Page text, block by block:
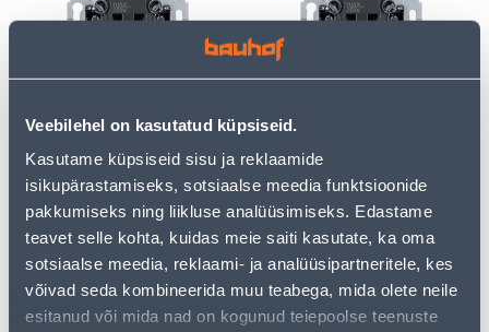
Veebilehel on kasutatud küpsiseid.
Kasutame küpsiseid sisu ja reklaamide
isikupärastamiseks, sotsiaalse meedia funktsioonide
pakkumiseks ning liikluse analüüsimiseks. Edastame
teavet selle kohta, kuidas meie saiti kasutate, ka oma
sotsiaalse meedia, reklaami- ja analüüsipartneritele, kes
võivad seda kombineerida muu teabega, mida olete neile
esitanud või mida nad on kogunud teiepoolse teenuste
RAAMITA VALGE
10.00 €
2-NE VK RAAMITA VALGE
18.79 €
KAMPAANIA KAMPAANIA